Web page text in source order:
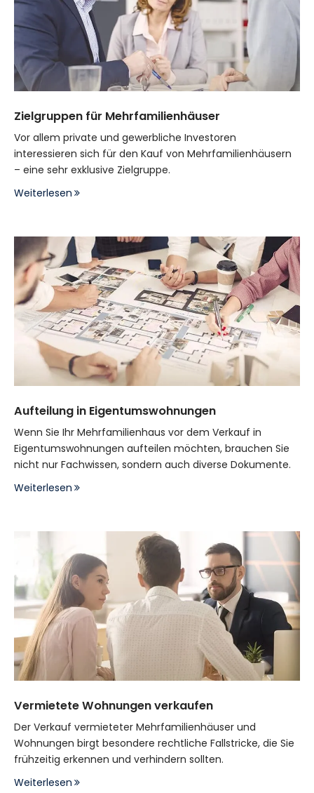
Zielgruppen für Mehrfamilienhäuser
Vor allem private und gewerbliche Investoren
interessieren sich für den Kauf von Mehrfamilienhäusern
– eine sehr exklusive Zielgruppe.
Weiterlesen
Aufteilung in Eigentumswohnungen
Wenn Sie Ihr Mehrfamilienhaus vor dem Verkauf in
Eigentumswohnungen aufteilen möchten, brauchen Sie
nicht nur Fachwissen, sondern auch diverse Dokumente.
Weiterlesen
Vermietete Wohnungen verkaufen
Der Verkauf vermieteter Mehrfamilienhäuser und
Wohnungen birgt besondere rechtliche Fallstricke, die Sie
frühzeitig erkennen und verhindern sollten.
Weiterlesen